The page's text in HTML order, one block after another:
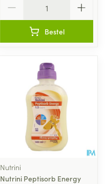
Bestel
Nutrini
Nutrini Peptisorb Energy